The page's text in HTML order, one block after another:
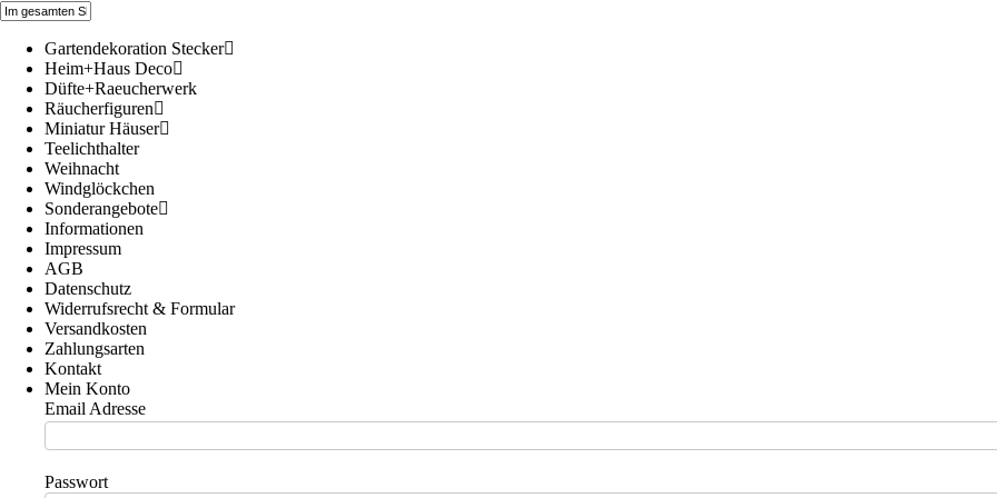
Gartendekoration Stecker
Heim+Haus Deco
Düfte+Raeucherwerk
Räucherfiguren
Miniatur Häuser
Teelichthalter
Weihnacht
Windglöckchen
Sonderangebote
Informationen
Impressum
AGB
Datenschutz
Widerrufsrecht & Formular
Versandkosten
Zahlungsarten
Kontakt
Mein Konto
Email Adresse
Passwort